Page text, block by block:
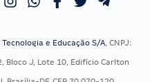
Tecnologia e Educação S/A, CNPJ:
Bloco J, Lote 10, Edifício Carlton